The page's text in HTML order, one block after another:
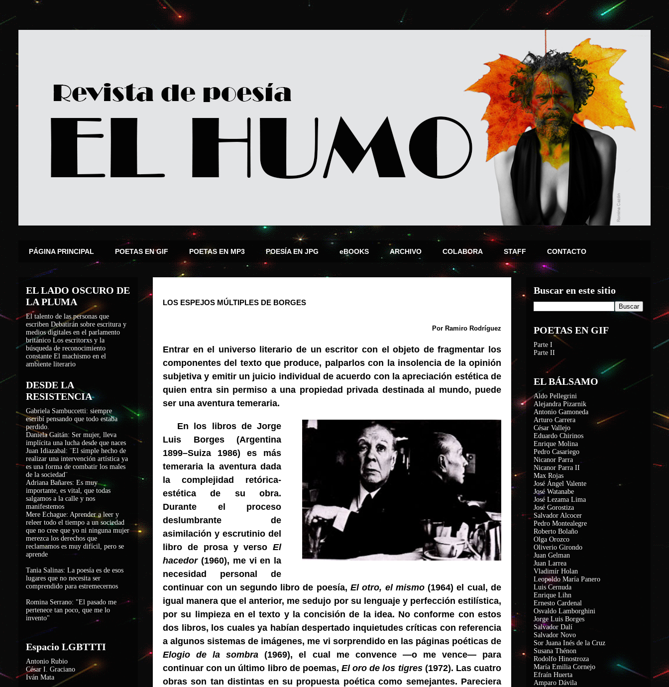
PÁGINA PRINCIPAL POETAS EN GIF POETAS EN MP3 POESÍA EN JPG eBOOKS ARCHIVO COLABORA STAFF CONTACTO
LOS ESPEJOS MÚLTIPLES DE BORGES
Por Ramiro Rodríguez
Entrar en el universo literario de un escritor con el objeto de fragmentar los
componentes del texto que produce, palparlos con la insolencia de la opinión
subjetiva y emitir un juicio individual de acuerdo con la apreciación estética de
quien entra sin permiso a una propiedad privada destinada al mundo, puede
ser una aventura temeraria.
En los libros de Jorge
Luis Borges (Argentina
1899–Suiza 1986) es más
temeraria la aventura dada
la complejidad retórica-
estética de su obra.
Durante el proceso
deslumbrante de
asimilación y escrutinio del
libro de prosa y versoEl
hacedor(1960), me vi en la
necesidad personal de
continuar con un segundo libro de poesía, El otro, el mismo(1964) el cual, de
igual manera que el anterior, me sedujo por su lenguaje y perfección estilística,
por su limpieza en el texto y la concisión de la idea. No conforme con estos
dos libros, los cuales ya habían despertado inquietudes críticas con referencia
a algunos sistemas de imágenes, me vi sorprendido en las páginas poéticas de
Elogio de la sombra (1969), el cual me convence —o me vence— para
continuar con un último libro de poemas, El oro de los tigres(1972). Las cuatro
obras son tan distintas en su propuesta poética como semejantes. Pareciera
EL LADO OSCURO DE
LA PLUMA
El talento de las personas que
escriben Debatirán sobre escritura y
medios digitales en el parlamento
británico Los escritorxs y la
búsqueda de reconocimiento
constante El machismo en el
ambiente literario
DESDE LA
RESISTENCIA
Gabriela Sambuccetti: siempre
escribí pensando que todo estaba
perdido.
Daniela Gaitán: Ser mujer, lleva
implícita una lucha desde que naces
Juan Idiazabal: ¨El simple hecho de
realizar una intervención artística ya
es una forma de combatir los males
de la sociedad¨
Adriana Bañares: Es muy
importante, es vital, que todas
salgamos a la calle y nos
manifestemos
Mere Echague: Aprender a leer y
releer todo el tiempo a un sociedad
que no cree que yo ni ninguna mujer
merezca los derechos que
reclamamos es muy difícil, pero se
aprende
Tania Salinas: La poesía es de esos
lugares que no necesita ser
comprendido para estremecernos
Romina Serrano: "El pasado me
pertenece tan poco, que me lo
invento"
Espacio LGBTTTI
Antonio Rubio
César I. Graciano
Iván Mata
Buscar en este sitio
POETAS EN GIF
Parte I
Parte II
EL BÁLSAMO
Aldo Pellegrini
Alejandra Pizarnik
Antonio Gamoneda
Arturo Carrera
César Vallejo
Eduardo Chirinos
Enrique Molina
Pedro Casariego
Nicanor Parra
Nicanor Parra II
Max Rojas
José Ángel Valente
José Watanabe
José Lezama Lima
José Gorostiza
Salvador Alcocer
Pedro Montealegre
Roberto Bolaño
Olga Orozco
Oliverio Girondo
Juan Gelman
Juan Larrea
Vladimír Holan
Leopoldo María Panero
Luis Cernuda
Enrique Lihn
Ernesto Cardenal
Osvaldo Lamborghini
Jorge Luis Borges
Salvador Dalí
Salvador Novo
Sor Juana Inés de la Cruz
Susana Thénon
Rodolfo Hinostroza
María Emilia Cornejo
Efraín Huerta
Amparo Dávila